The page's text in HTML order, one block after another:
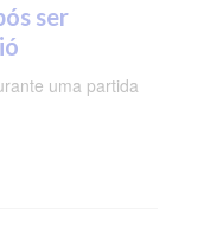
ser
uma partida